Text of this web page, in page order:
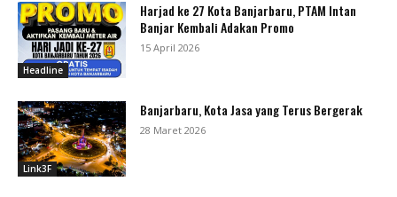
Headline
Harjad ke 27 Kota Banjarbaru, PTAM Intan
Banjar Kembali Adakan Promo
15 April 2026
Link3F
Banjarbaru, Kota Jasa yang Terus Bergerak
28 Maret 2026